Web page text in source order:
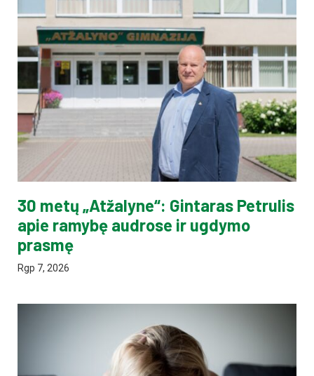
30 metų „Atžalyne“: Gintaras Petrulis
apie ramybę audrose ir ugdymo
prasmę
Rgp 7, 2026